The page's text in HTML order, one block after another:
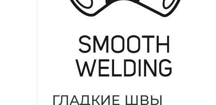
ГЛАДКИЕ ШВЫ